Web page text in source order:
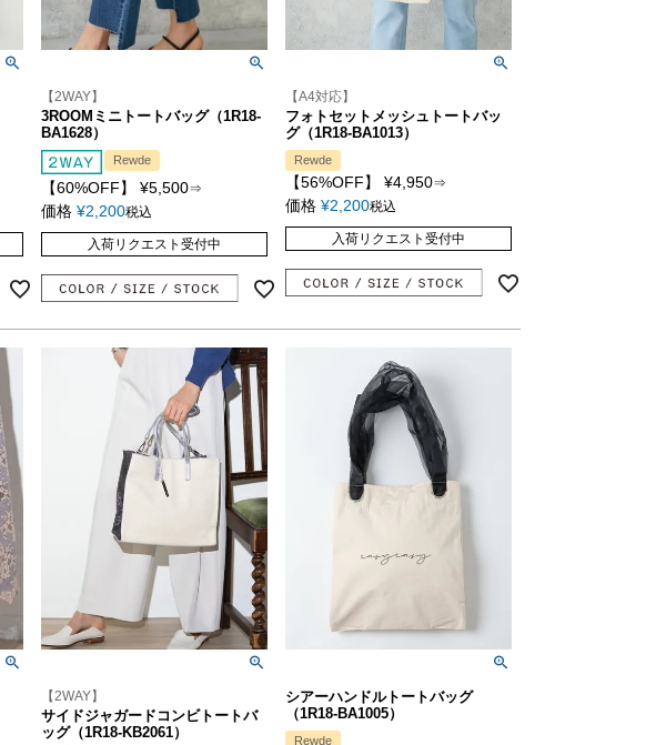
【2WAY】
3ROOMミニトートバッグ（1R18-
BA1628）
Rewde
【60%OFF】 ¥5,500⇒
価格 ¥2,200税込
入荷リクエスト受付中
【A4対応】
フォトセットメッシュトートバッ
グ（1R18-BA1013）
Rewde
【56%OFF】 ¥4,950⇒
価格 ¥2,200税込
入荷リクエスト受付中
【2WAY】
サイドジャガードコンビトートバ
ッグ（1R18-KB2061）
シアーハンドルトートバッグ
（1R18-BA1005）
Rewde